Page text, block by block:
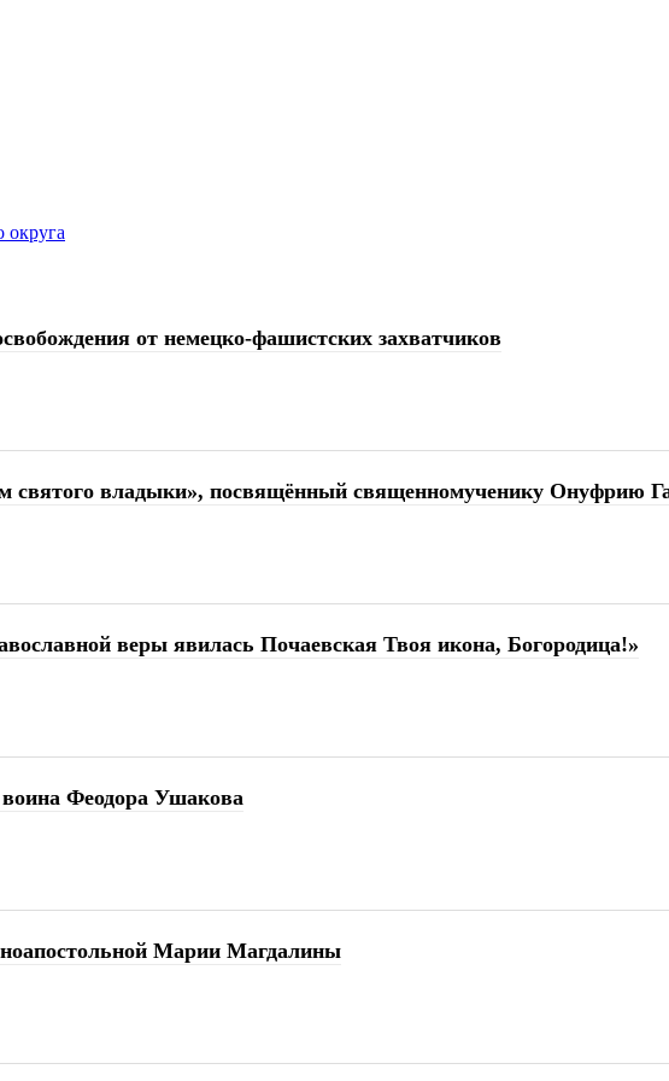
округа
от немецко-фашистских захватчиков
святого владыки», посвящённый священномученику Онуфрию
веры явилась Почаевская Твоя икона, Богородица!»
воина Феодора Ушакова
Марии Магдалины